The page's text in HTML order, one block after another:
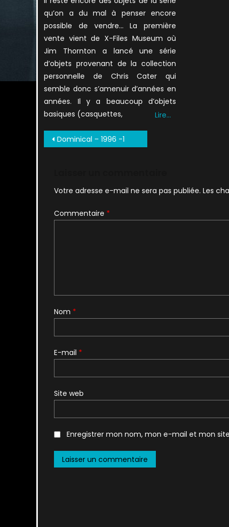
qu’on a du mal à penser encore
possible de vendre… La première
vente vient de X-Files Museum où
Jim Thornton a lancé une série
d’objets provenant de la collection
personnelle de Chris Cater qui
semble donc s’amenuir d’années en
années. Il y a beaucoup d’objets
basiques (casquettes,
Lire…
Navigation
Dominical – 1996 -1
Votre adresse e-mail ne sera pas publiée. Les
Commentaire *
Nom *
E-mail *
Site web
Enregistrer mon nom, mon e-mail et mon